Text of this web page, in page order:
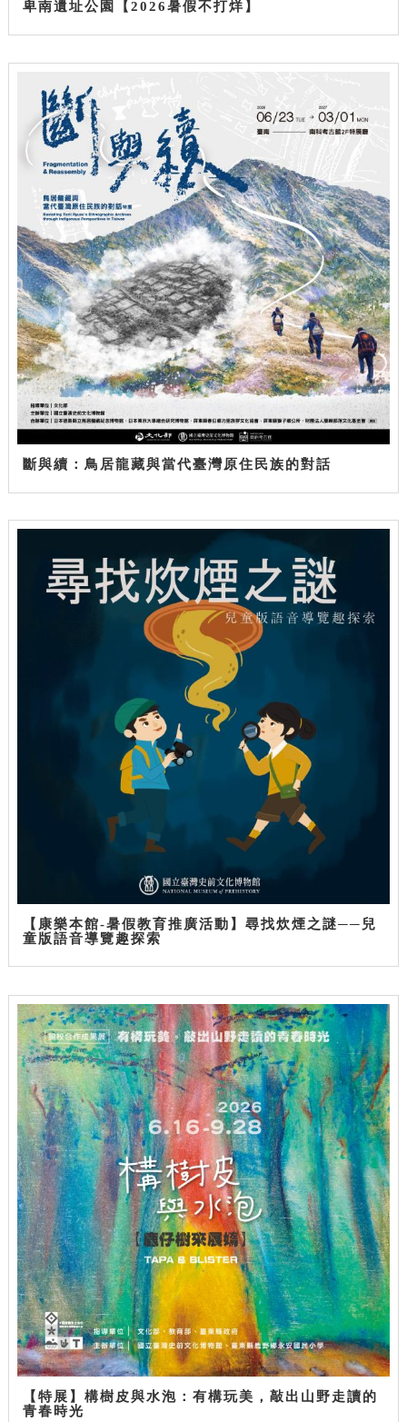
卑南遺址公園【2026暑假不打烊】
斷與續：鳥居龍藏與當代臺灣原住民族的對話
【康樂本館-暑假教育推廣活動】尋找炊煙之謎──兒
童版語音導覽趣探索
【特展】構樹皮與水泡：有構玩美，敲出山野走讀的
青春時光